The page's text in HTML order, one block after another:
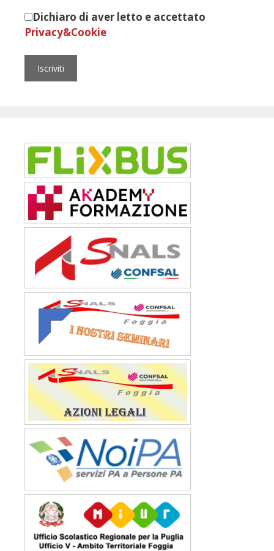
Dichiaro di aver letto e accettato
Privacy&Cookie